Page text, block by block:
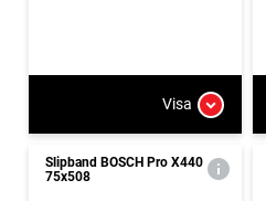
Visa
Slipband BOSCH Pro X440
75x508